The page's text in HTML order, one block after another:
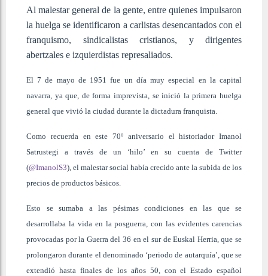
Al malestar general de la gente, entre quienes impulsaron
la huelga se identificaron a carlistas desencantados con el
franquismo, sindicalistas cristianos, y dirigentes
abertzales e izquierdistas represaliados.
El 7 de mayo de 1951 fue un día muy especial en la capital
navarra, ya que, de forma imprevista, se inició la primera huelga
general que vivió la ciudad durante la dictadura franquista.
Como recuerda en este 70º aniversario el historiador Imanol
Satrustegi a través de un ‘hilo’ en su cuenta de Twitter
(@ImanolS3), el malestar social había crecido ante la subida de los
precios de productos básicos.
Esto se sumaba a las pésimas condiciones en las que se
desarrollaba la vida en la posguerra, con las evidentes carencias
provocadas por la Guerra del 36 en el sur de Euskal Herria, que se
prolongaron durante el denominado ‘periodo de autarquía’, que se
extendió hasta finales de los años 50, con el Estado español